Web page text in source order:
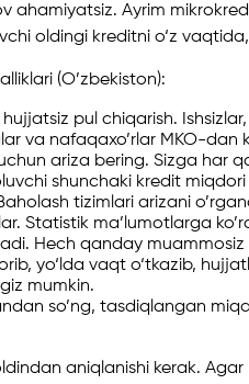
ahamiyatsiz. Ayrim
oldingi kreditni o‘z
(O’zbekiston):
pul chiqarish.
va nafaqaxo’rlar MKO-dan
ariza bering. Sizga har
shunchaki kredit
tizimlari arizani
Statistik ma’lumotlarga
Hech qanday
yo‘lda vaqt o‘tkazib,
mumkin.
so’ng, tasdiqlangan
aniqlanishi kerak.